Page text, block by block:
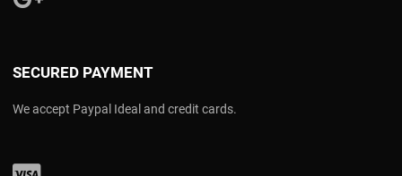
SECURED PAYMENT
We accept Paypal Ideal and credit cards.